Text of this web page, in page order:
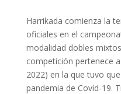
Harrikada comienza la
oficiales en el
modalidad dobles
competición pertenece
2022) en la que tuvo
pandemia de Covid-19.